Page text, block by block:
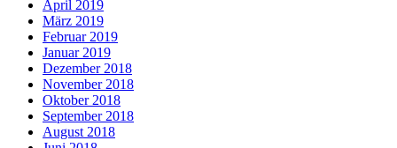
April 2019
März 2019
Februar 2019
Januar 2019
Dezember 2018
November 2018
Oktober 2018
September 2018
August 2018